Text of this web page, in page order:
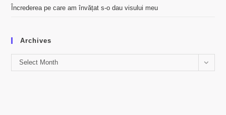
Încrederea pe care am învățat s-o dau visului meu
Archives
Archives
Select Month